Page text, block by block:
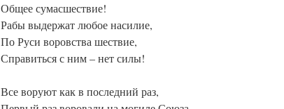
Общее сумасшествие!
Рабы выдержат любое насилие,
По Руси воровства шествие,
Справиться с ним – нет силы!
Все воруют как в последний раз,